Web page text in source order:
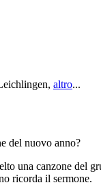
, altro...
del nuovo anno?
una canzone del
ricorda il sermone.